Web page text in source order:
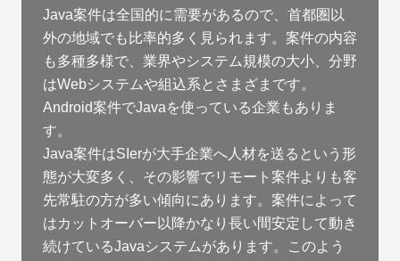
Java案件は全国的に需要があるので、首都圏以
外の地域でも比率的多く見られます。案件の内容
も多種多様で、業界やシステム規模の大小、分野
はWebシステムや組込系とさまざまです。
Android案件でJavaを使っている企業もありま
す。
Java案件はSIerが大手企業へ人材を送るという形
態が大変多く、その影響でリモート案件よりも客
先常駐の方が多い傾向にあります。案件によって
はカットオーバー以降かなり長い間安定して動き
続けているJavaシステムがあります。このよう